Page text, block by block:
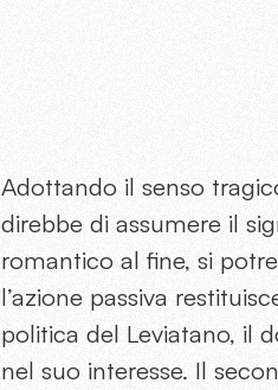
Adottando il senso
direbbe di assumere il
romantico al fine, si
l’azione passiva
politica del Leviatano, il
nel suo interesse. Il